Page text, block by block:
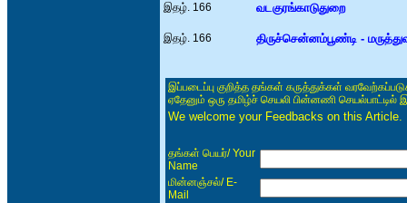
இதழ். 166 வடகுரங்காடுதுறை
இதழ். 166 திருச்சென்னம்பூண்டி -
இப்படைப்பு குறித்த தங்கள் கருத்துக்கள்
ஏதேனும் ஒரு தமிழ்ச் செயலி பின்னணி செயல்பாட்டில்
We welcome your Feedbacks on this
தங்கள் பெயர்/ Your
Name
மின்னஞ்சல்/ E-
Mail